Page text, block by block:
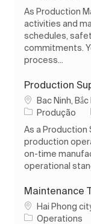
As Production
activities and
schedules,
commitments.
process...
Production
Localização
Bac Ninh,
Categoria
Produção
As a Production
production
on-time
operational
Maintenance
Localização
Hai Phong
Operations